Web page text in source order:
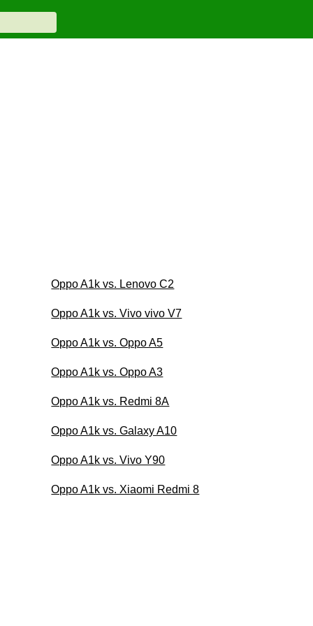
Oppo A1k vs. Lenovo C2
Oppo A1k vs. Vivo vivo V7
Oppo A1k vs. Oppo A5
Oppo A1k vs. Oppo A3
Oppo A1k vs. Redmi 8A
Oppo A1k vs. Galaxy A10
Oppo A1k vs. Vivo Y90
Oppo A1k vs. Xiaomi Redmi 8